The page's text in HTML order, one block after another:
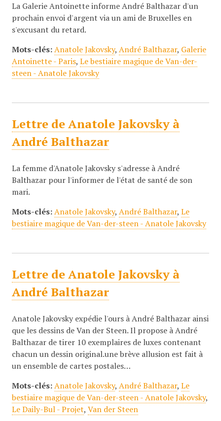
La Galerie Antoinette informe André Balthazar d'un
prochain envoi d'argent via un ami de Bruxelles en
s'excusant du retard.
Mots-clés: Anatole Jakovsky, André Balthazar, Galerie
Antoinette - Paris, Le bestiaire magique de Van-der-
steen - Anatole Jakovsky
Lettre de Anatole Jakovsky à
André Balthazar
La femme d'Anatole Jakovsky s'adresse à André
Balthazar pour l'informer de l'état de santé de son
mari.
Mots-clés: Anatole Jakovsky, André Balthazar, Le
bestiaire magique de Van-der-steen - Anatole Jakovsky
Lettre de Anatole Jakovsky à
André Balthazar
Anatole Jakovsky expédie l'ours à André Balthazar ainsi
que les dessins de Van der Steen. Il propose à André
Balthazar de tirer 10 exemplaires de luxes contenant
chacun un dessin original.une brève allusion est fait à
un ensemble de cartes postales…
Mots-clés: Anatole Jakovsky, André Balthazar, Le
bestiaire magique de Van-der-steen - Anatole Jakovsky,
Le Daily-Bul - Projet, Van der Steen